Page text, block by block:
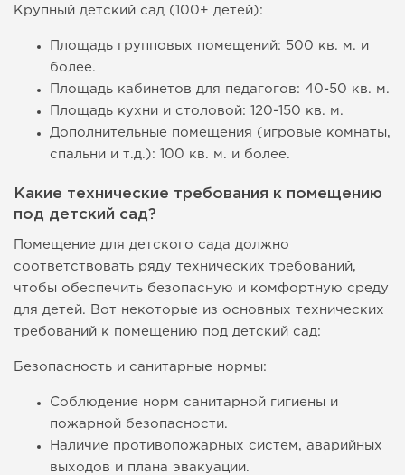
Крупный детский сад (100+ детей):
Площадь групповых помещений: 500 кв. м. и
более.
Площадь кабинетов для педагогов: 40-50 кв. м.
Площадь кухни и столовой: 120-150 кв. м.
Дополнительные помещения (игровые комнаты,
спальни и т.д.): 100 кв. м. и более.
Какие технические требования к помещению
под детский сад?
Помещение для детского сада должно
соответствовать ряду технических требований,
чтобы обеспечить безопасную и комфортную среду
для детей. Вот некоторые из основных технических
требований к помещению под детский сад:
Безопасность и санитарные нормы:
Соблюдение норм санитарной гигиены и
пожарной безопасности.
Наличие противопожарных систем, аварийных
выходов и плана эвакуации.